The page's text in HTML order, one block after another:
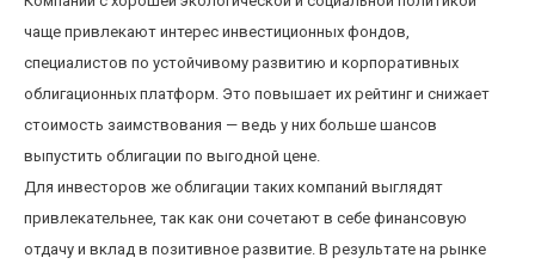
чаще привлекают интерес инвестиционных фондов,
специалистов по устойчивому развитию и корпоративных
облигационных платформ. Это повышает их рейтинг и снижает
стоимость заимствования — ведь у них больше шансов
выпустить облигации по выгодной цене.
Для инвесторов же облигации таких компаний выглядят
привлекательнее, так как они сочетают в себе финансовую
отдачу и вклад в позитивное развитие. В результате на рынке